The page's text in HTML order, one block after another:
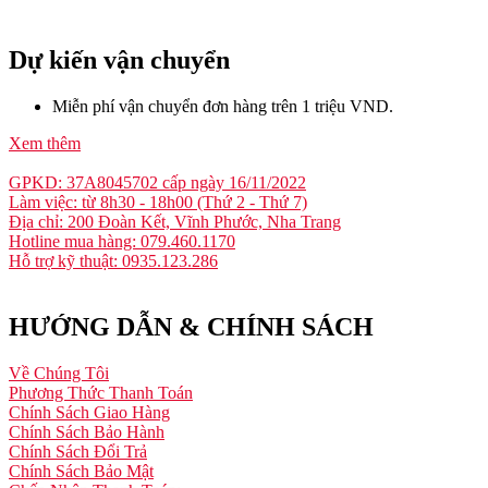
Dự kiến vận chuyển
Miễn phí vận chuyển đơn hàng trên 1 triệu VND.
Xem thêm
GPKD: 37A8045702 cấp ngày 16/11/2022
Làm việc: từ 8h30 - 18h00 (Thứ 2 - Thứ 7)
Địa chỉ: 200 Đoàn Kết, Vĩnh Phước, Nha Trang
Hotline mua hàng: 079.460.1170
Hỗ trợ kỹ thuật: 0935.123.286
HƯỚNG DẪN & CHÍNH SÁCH
Về Chúng Tôi
Phương Thức Thanh Toán
Chính Sách Giao Hàng
Chính Sách Bảo Hành
Chính Sách Đổi Trả
Chính Sách Bảo Mật